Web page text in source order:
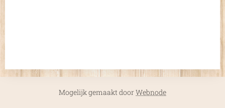
Mogelijk gemaakt doorWebnode